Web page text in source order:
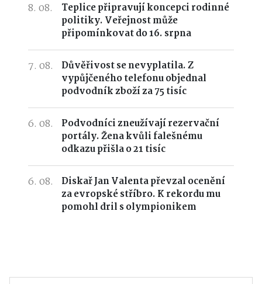
8. 08.
Teplice připravují koncepci rodinné
politiky. Veřejnost může
připomínkovat do 16. srpna
7. 08.
Důvěřivost se nevyplatila. Z
vypůjčeného telefonu objednal
podvodník zboží za 75 tisíc
6. 08.
Podvodníci zneužívají rezervační
portály. Žena kvůli falešnému
odkazu přišla o 21 tisíc
6. 08.
Diskař Jan Valenta převzal ocenění
za evropské stříbro. K rekordu mu
pomohl dril s olympionikem